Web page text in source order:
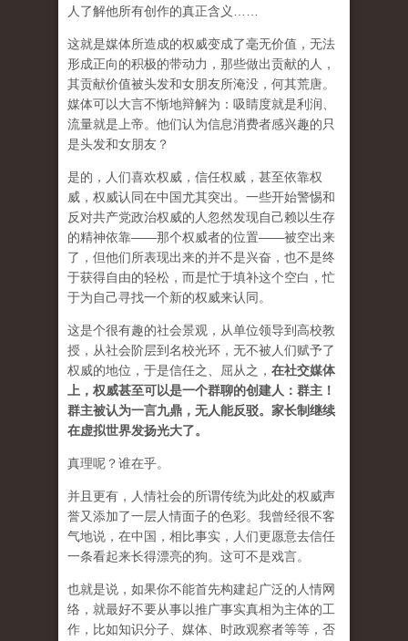
人了解他所有创作的真正含义……
这就是媒体所造成的权威变成了毫无价值，无法
形成正向的积极的带动力，那些做出贡献的人，
其贡献价值被头发和女朋友所淹没，何其荒唐。
媒体可以大言不惭地辩解为：吸睛度就是利润、
流量就是上帝。他们认为信息消费者感兴趣的只
是头发和女朋友？
是的，人们喜欢权威，信任权威，甚至依靠权
威，权威认同在中国尤其突出。一些开始警惕和
反对共产党政治权威的人忽然发现自己赖以生存
的精神依靠——那个权威者的位置——被空出来
了，但他们所表现出来的并不是兴奋，也不是终
于获得自由的轻松，而是忙于填补这个空白，忙
于为自己寻找一个新的权威来认同。
这是个很有趣的社会景观，从单位领导到高校教
授，从社会阶层到名校光环，无不被人们赋予了
权威的地位，于是信任之、屈从之， 在社交媒体
上，权威甚至可以是一个群聊的创建人：群主！
群主被认为一言九鼎，无人能反驳。家长制继续
在虚拟世界发扬光大了。
真理呢？谁在乎。
并且更有，人情社会的所谓传统为此处的权威声
誉又添加了一层人情面子的色彩。我曾经很不客
气地说，在中国，相比事实，人们更愿意去信任
一条看起来长得漂亮的狗。这可不是戏言。
也就是说，如果你不能首先构建起广泛的人情网
络，就最好不要从事以推广事实真相为主体的工
作，比如知识分子、媒体、时政观察者等等，否